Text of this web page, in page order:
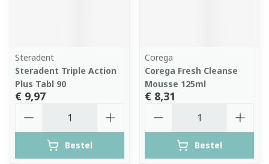
Steradent
Steradent Triple Action
Plus Tabl 90
€ 9,97
Bestel
Corega
Corega Fresh Cleanse
Mousse 125ml
€ 8,31
Bestel